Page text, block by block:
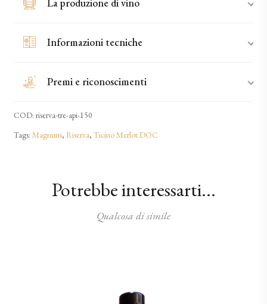
La produzione di vino
Informazioni tecniche
Premi e riconoscimenti
COD: riserva-tre-api-150
Tags: Magnum, Riserva, Ticino Merlot DOC
Potrebbe interessarti...
Qualcosa di simile